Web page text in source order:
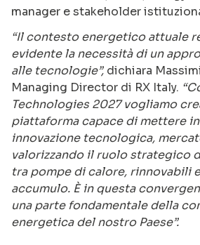
manager e stakeholder
“Il contesto energetico attuale
evidente la necessità di un
alle tecnologie”, dichiara
Managing Director di RX Italy.
Technologies 2027 vogliamo
piattaforma capace di mettere
innovazione tecnologica,
valorizzando il ruolo strategico
tra pompe di calore, rinnovabili
accumulo. È in questa
una parte fondamentale della
energetica del nostro Paese”.